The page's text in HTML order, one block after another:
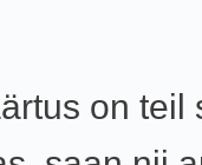
on teil